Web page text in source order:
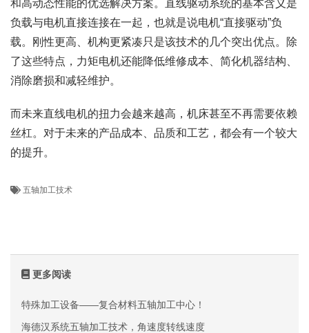
和高动态性能的优选解决方案。直线驱动系统的基本含义是
负载与电机直接连接在一起，也就是说电机“直接驱动”负
载。刚性更高、机构更紧凑只是该技术的几个突出优点。除
了这些特点，力矩电机还能降低维修成本、简化机器结构、
消除磨损和减轻维护。
而未来直线电机的扭力会越来越高，机床甚至不再需要依赖
丝杠。对于未来的产品成本、品质和工艺，都会有一个较大
的提升。
五轴加工技术
更多阅读
特殊加工设备——复合材料五轴加工中心！
海德汉系统五轴加工技术，角速度转线速度